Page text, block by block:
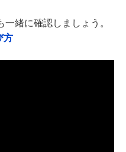
緒に確認しましょう。
方